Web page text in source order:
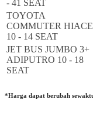
- 41 SEAT
TOYOTA
COMMUTER HIACE
10 - 14 SEAT
JET BUS JUMBO 3+
ADIPUTRO 10 - 18
SEAT
*Harga dapat berubah